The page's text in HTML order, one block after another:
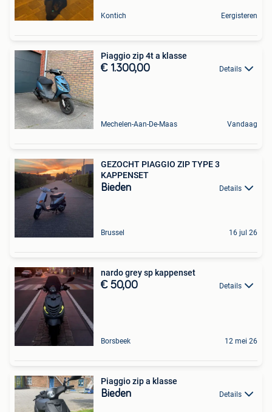
Kontich Eergisteren
Piaggio zip 4t a klasse
€ 1.300,00 Details
Mechelen-Aan-De-Maas Vandaag
GEZOCHT PIAGGIO ZIP TYPE 3
KAPPENSET
Bieden Details
Brussel 16 jul 26
nardo grey sp kappenset
€ 50,00 Details
Borsbeek 12 mei 26
Piaggio zip a klasse
Bieden Details